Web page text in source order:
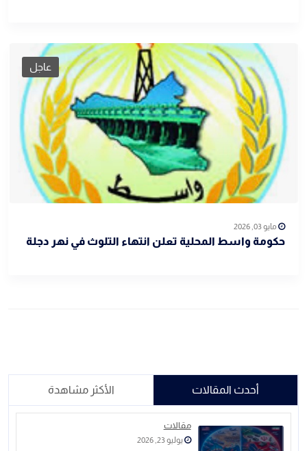
عاجل
مايو 03, 2026
حكومة واسط المحلية تعلن انتهاء التلوث في نهر دجلة
أحدث المقالات الأكثر مشاهدة
مقالات
يوليو 23, 2026